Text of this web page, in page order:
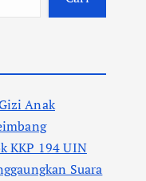
Anak
KKP 194 UIN
Suara